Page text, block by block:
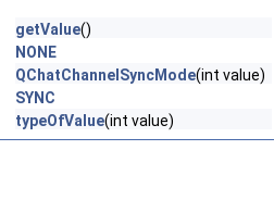
getValue()
NONE
QChatChannelSyncMode(int value)
SYNC
typeOfValue(int value)